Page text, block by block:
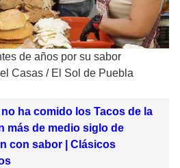
de años por su sabor
Casas / El Sol de Puebla
ha comido los Tacos de la
más de medio siglo de
con sabor | Clásicos